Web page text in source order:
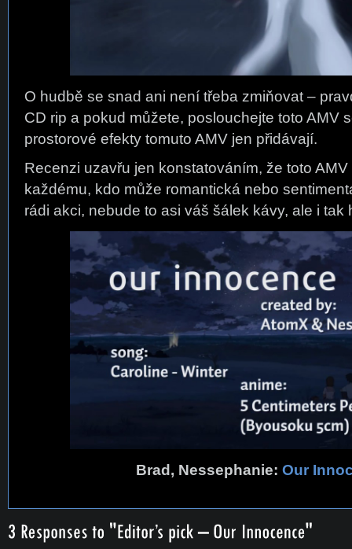
O hudbě se snad ani není třeba zmiňovat –
CD rip a pokud můžete, poslouchejte toto AMV
prostorové efekty tomuto AMV jen přidávají.
Recenzi uzavřu jen konstatováním, že toto
každému, kdo může romantická nebo
rádi akci, nebude to asi váš šálek kávy, ale i tak
Brad, Nessephanie: Our